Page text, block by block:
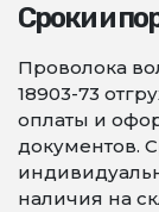
Сроки и
Проволока
18903-73
оплаты и
документов.
наличия на